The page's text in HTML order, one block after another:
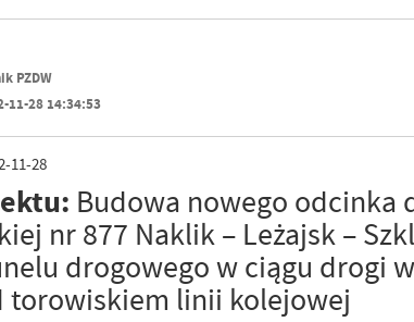
PZDW
11-28 14:34:53
11-28
Budowa nowego odcinka
nr 877 Naklik – Leżajsk –
drogowego w ciągu drogi
torowiskiem linii kolejowej